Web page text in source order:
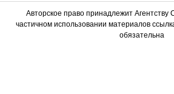
Авторское право принадлежит
частичном использовании материалов
обязательна